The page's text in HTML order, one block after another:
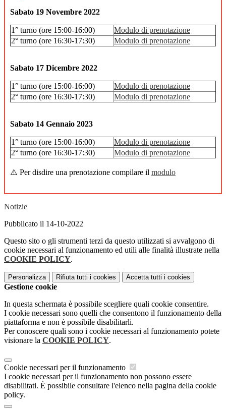
Sabato 19 Novembre 2022
1° turno (ore 15:00-16:00)
Modulo di prenotazione
2° turno (ore 16:30-17:30)
Modulo di prenotazione
Sabato 17 Dicembre 2022
1° turno (ore 15:00-16:00)
Modulo di prenotazione
2° turno (ore 16:30-17:30)
Modulo di prenotazione
Sabato 14 Gennaio 2023
1° turno (ore 15:00-16:00)
Modulo di prenotazione
2° turno (ore 16:30-17:30)
Modulo di prenotazione
⚠️ Per disdire una prenotazione compilare il modulo
Notizie
Pubblicato il 14-10-2022
Questo sito o gli strumenti terzi da questo utilizzati si avvalgono di
cookie necessari al funzionamento ed utili alle finalità illustrate nella
COOKIE POLICY.
Personalizza Rifiuta tutti i cookies Accetta tutti i cookies
Gestione cookie
In questa schermata è possibile scegliere quali cookie consentire.
I cookie necessari sono quelli che consentono il funzionamento della
piattaforma e non è possibile disabilitarli.
Per conoscere quali sono i cookie necessari al funzionamento potete
visionare la COOKIE POLICY.
Cookie necessari per il funzionamento
I cookie necessari per il funzionamento non possono essere
disabilitati. È possibile consultare l'elenco nella pagina della cookie
policy.